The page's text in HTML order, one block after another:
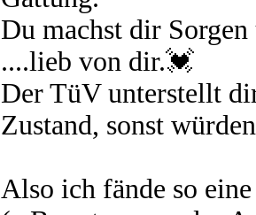
Du machst dir
....lieb von dir.💓
Der TüV unterstellt
Zustand, sonst
Also ich fände so